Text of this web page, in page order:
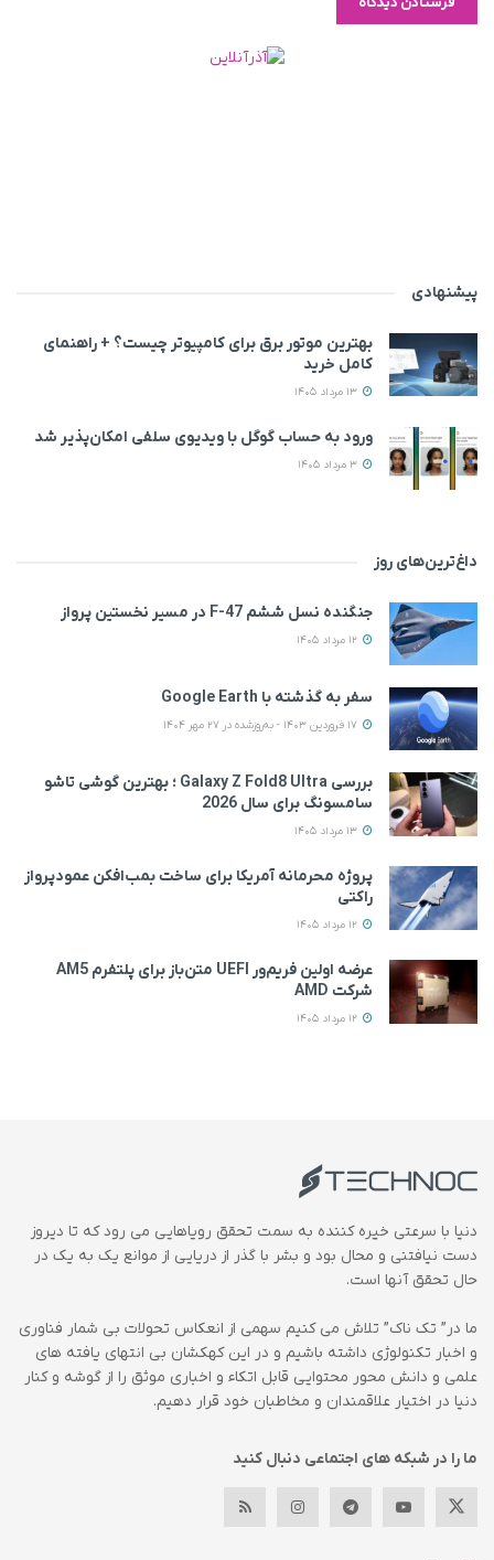
پیشنهادی
بهترین موتور برق برای کامپیوتر چیست؟ + راهنمای
کامل خرید
ورود به حساب گوگل با ویدیوی سلفی امکان‌پذیر شد
داغ‌ترین‌های روز
جنگنده نسل ششم F-47 در مسیر نخستین پرواز
سفر به گذشته با Google Earth
بررسی Galaxy Z Fold8 Ultra ؛ بهترین گوشی تاشو
سامسونگ برای سال 2026
پروژه محرمانه آمریکا برای ساخت بمب‌افکن عمودپرواز
راکتی
عرضه اولین فریم‌ور UEFI متن‌باز برای پلتفرم AM5
شرکت AMD
دنیا با سرعتی خیره کننده به سمت تحقق رویاهایی می رود که تا دیروز
دست نیافتنی و محال بود و بشر با گذر از دریایی از موانع یک به یک در
حال تحقق آنها است.
ما در” تک ناک” تلاش می کنیم سهمی از انعکاس تحولات بی شمار فناوری
و اخبار تکنولوژی داشته باشیم و در این کهکشان بی انتهای یافته های
علمی و دانش محور محتوایی قابل اتکاء و اخباری موثق را از گوشه و کنار
دنیا در اختیار علاقمندان و مخاطبان خود قرار دهیم.
ما را در شبکه های اجتماعی دنبال کنید